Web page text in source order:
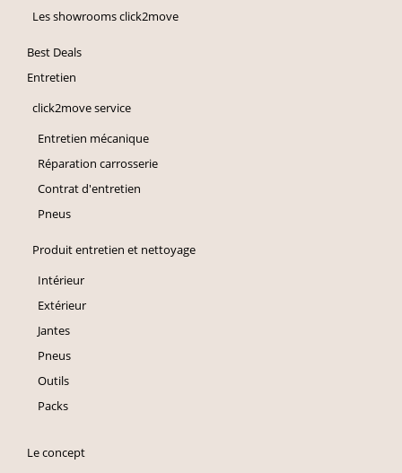
Les showrooms click2move
Best Deals
Entretien
click2move service
Entretien mécanique
Réparation carrosserie
Contrat d'entretien
Pneus
Produit entretien et nettoyage
Intérieur
Extérieur
Jantes
Pneus
Outils
Packs
Le concept